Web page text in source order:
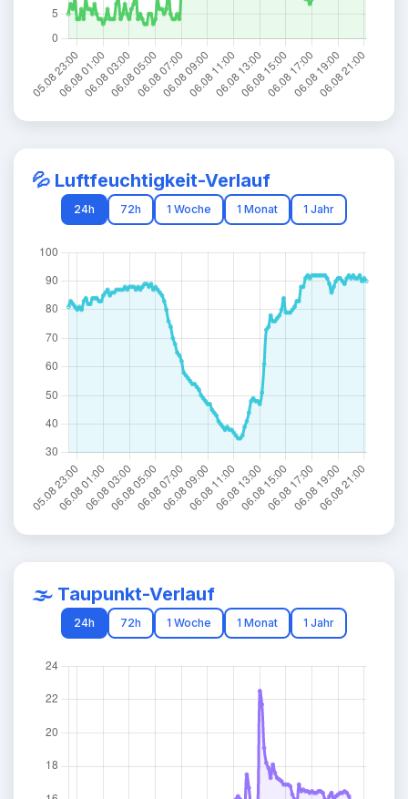
💦 Luftfeuchtigkeit-Verlauf
24h 72h 1 Woche 1 Monat 1 Jahr
🌫️ Taupunkt-Verlauf
24h 72h 1 Woche 1 Monat 1 Jahr